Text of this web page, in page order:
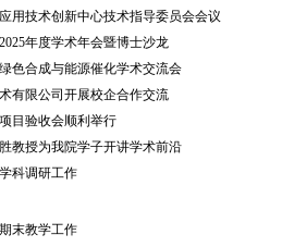
用技术创新中心技术指导委员会会议
年度学术年会暨博士沙龙
色合成与能源催化学术交流会
有限公司开展校企合作交流
目验收会顺利举行
教授为我院学子开讲学术前沿
科调研工作
末教学工作